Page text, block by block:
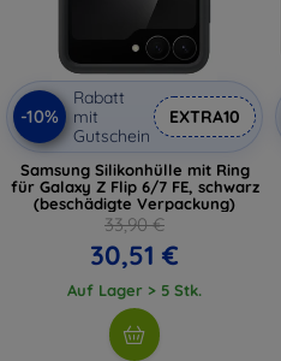
-10%
Rabatt
mit
Gutschein
EXTRA10
Samsung Silikonhülle mit Ring
für Galaxy Z Flip 6/7 FE, schwarz
(beschädigte Verpackung)
33,90 €
30,51 €
Auf Lager > 5 Stk.